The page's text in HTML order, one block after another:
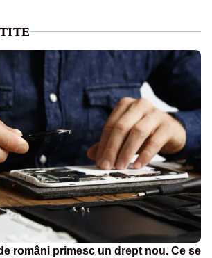
români primesc un drept nou. Ce se